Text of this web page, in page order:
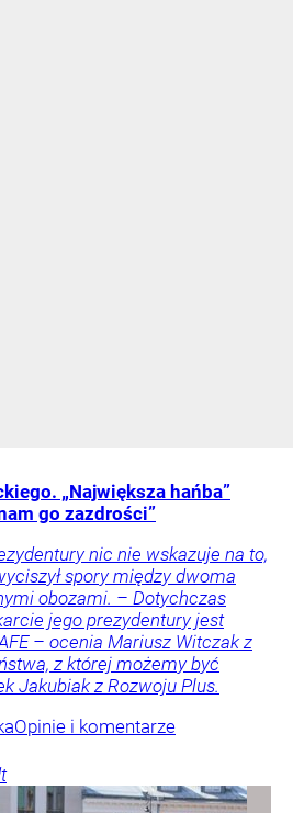
„Największa hańba”
go zazdrości”
nic nie wskazuje na to,
spory między dwoma
obozami. – Dotychczas
jego prezydentury jest
– ocenia Mariusz Witczak z
z której możemy być
Jakubiak z Rozwoju Plus.
Opinie i komentarze